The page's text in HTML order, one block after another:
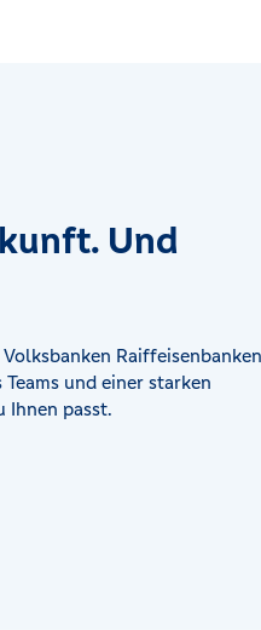
Und
Raiffeisenbanken
und einer starken
Ihnen passt.